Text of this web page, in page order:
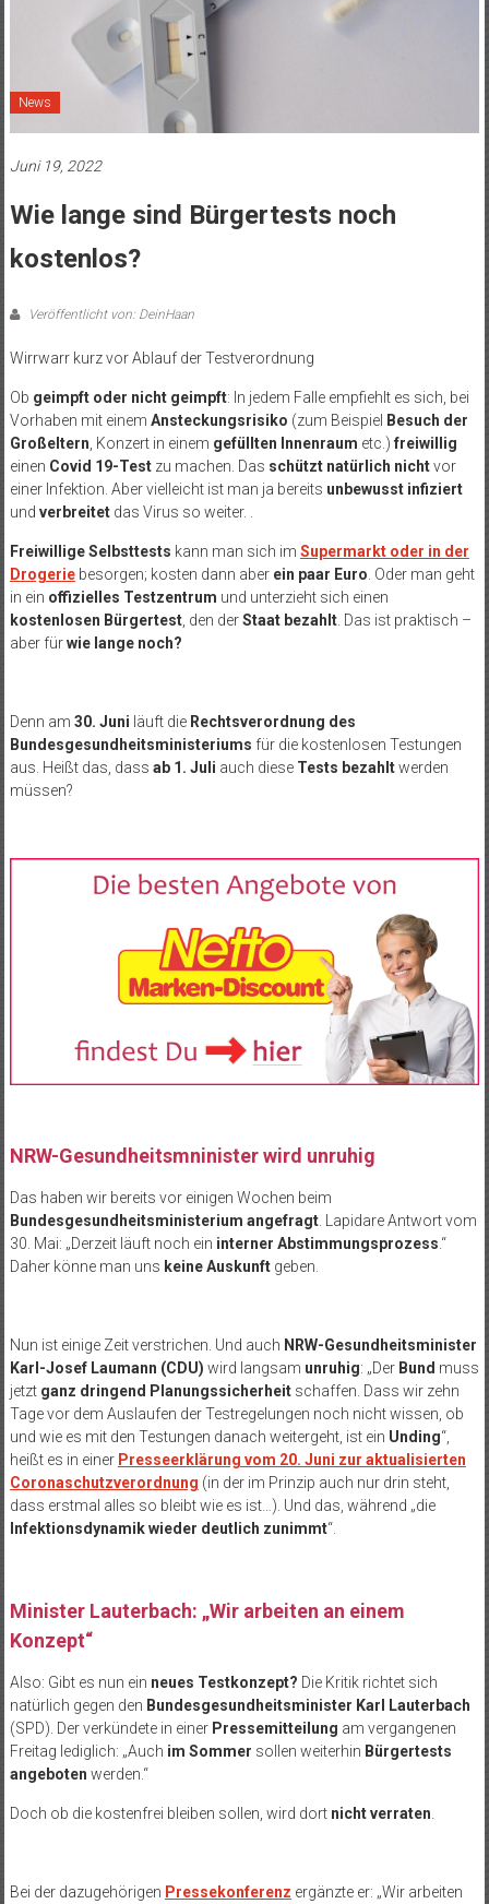
News
Juni 19, 2022
Wie lange sind Bürgertests noch
kostenlos?
Veröffentlicht von: DeinHaan
Wirrwarr kurz vor Ablauf der Testverordnung
Ob geimpft oder nicht geimpft: In jedem Falle empfiehlt es sich, bei
Vorhaben mit einem Ansteckungsrisiko (zum Beispiel Besuch der
Großeltern , Konzert in einem gefüllten Innenraum etc.) freiwillig
einen Covid 19-Testzu machen. Das schützt natürlich nichtvor
einer Infektion. Aber vielleicht ist man ja bereits unbewusst infiziert
und verbreitetdas Virus so weiter. .
Freiwillige Selbsttests kann man sich im Supermarkt oder in der
Drogeriebesorgen; kosten dann aber ein paar Euro . Oder man geht
in ein offizielles Testzentrum und unterzieht sich einen
kostenlosen Bürgertest, den derStaat bezahlt. Das ist praktisch –
aber fürwie lange noch?
Denn am 30. Juni läuft die Rechtsverordnung des
Bundesgesundheitsministeriums für die kostenlosen Testungen
aus. Heißt das, dass ab 1. Juli auch diese Tests bezahltwerden
müssen?
NRW-Gesundheitsmninister wird unruhig
Das haben wir bereits vor einigen Wochen beim
Bundesgesundheitsministerium angefragt. Lapidare Antwort vom
30. Mai: „Derzeit läuft noch ein interner Abstimmungsprozess .“
Daher könne man uns keine Auskunftgeben.
Nun ist einige Zeit verstrichen. Und auch NRW-Gesundheitsminister
Karl-Josef Laumann (CDU) wird langsam unruhig: „Der Bund muss
jetzt ganz dringend Planungssicherheitschaffen. Dass wir zehn
Tage vor dem Auslaufen der Testregelungen noch nicht wissen, ob
und wie es mit den Testungen danach weitergeht, ist ein Unding“,
heißt es in einer Presseerklärung vom 20. Juni zur aktualisierten
Coronaschutzverordnung (in der im Prinzip auch nur drin steht,
dass erstmal alles so bleibt wie es ist…). Und das, während „die
Infektionsdynamik wieder deutlich zunimmt“.
Minister Lauterbach: „Wir arbeiten an einem
Konzept“
Also: Gibt es nun ein neues Testkonzept? Die Kritik richtet sich
natürlich gegen den Bundesgesundheitsminister Karl Lauterbach
(SPD). Der verkündete in einerPressemitteilung am vergangenen
Freitag lediglich: „Auch im Sommer sollen weiterhin Bürgertests
angeboten werden.“
Doch ob die kostenfrei bleiben sollen, wird dort nicht verraten
Bei der dazugehörigen Pressekonferenz ergänzte er: „Wir arbeiten